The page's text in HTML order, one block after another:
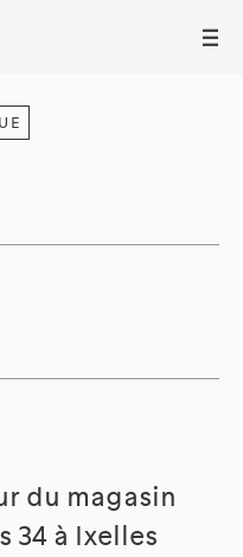
III
du magasin
34 à Ixelles